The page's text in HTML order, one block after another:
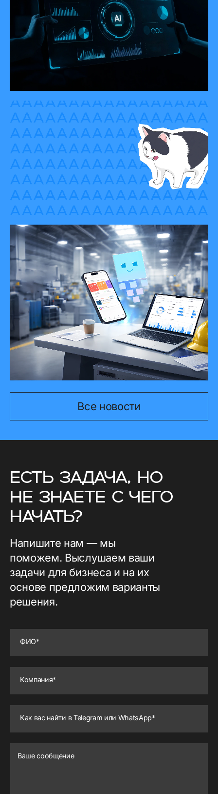
Расширение партнерства Luxms BI и
КРИТ
Редизайн без кошмара: как мы
избавились от старых процессов
Все новости
EСТЬ ЗАДАЧА, НО
НЕ ЗНАЕТЕ С ЧЕГО
НАЧАТЬ?
Напишите нам — мы
поможем. Выслушаем ваши
задачи для бизнеса и на их
основе предложим варианты
решения.
ФИО*
Компания*
Как вас найти в Telegram или WhatsApp*
Ваше сообщение